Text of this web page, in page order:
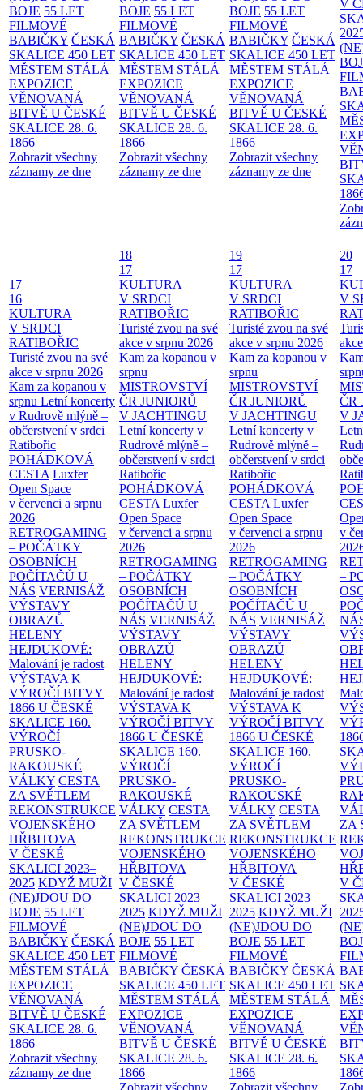
BOJE 55 LET
FILMOVÉ
BABIČKY ČESKÁ
SKALICE 450 LET
MĚSTEM STÁLÁ
EXPOZICE
VĚNOVANÁ
BITVĚ U ČESKÉ
SKALICE 28. 6.
1866
Zobrazit všechny
záznamy ze dne
BOJE 55 LET
FILMOVÉ
BABIČKY ČESKÁ
SKALICE 450 LET
MĚSTEM STÁLÁ
EXPOZICE
VĚNOVANÁ
BITVĚ U ČESKÉ
SKALICE 28. 6.
1866
Zobrazit všechny
záznamy ze dne
BOJE 55 LET
FILMOVÉ
BABIČKY ČESKÁ
SKALICE 450 LET
MĚSTEM STÁLÁ
EXPOZICE
VĚNOVANÁ
BITVĚ U ČESKÉ
SKALICE 28. 6.
1866
Zobrazit všechny
záznamy ze dne
V
17
16
KULTURA
V SRDCI
RATIBOŘIC
Turisté zvou na své
akce v srpnu 2026
Kam za kopanou v
srpnu Letní koncerty
v Rudrově mlýně –
občerstvení v srdci
Ratibořic
POHÁDKOVÁ
CESTA Luxfer
Open Space
v červenci a srpnu
2026
RETROGAMING
– POČÁTKY
OSOBNÍCH
POČÍTAČŮ U
NÁS VERNISÁŽ
VÝSTAVY
OBRAZŮ
HELENY
HEJDUKOVÉ:
Malování je radost
VÝSTAVA K
VÝROČÍ BITVY
1866 U ČESKÉ
SKALICE 160.
VÝROČÍ
PRUSKO-
RAKOUSKÉ
VÁLKY CESTA
ZA SVĚTLEM
REKONSTRUKCE
VOJENSKÉHO
HŘBITOVA
V ČESKÉ
SKALICI 2023–
2025 KDYŽ MUŽI
(NE)JDOU DO
BOJE 55 LET
FILMOVÉ
BABIČKY ČESKÁ
SKALICE 450 LET
MĚSTEM STÁLÁ
EXPOZICE
VĚNOVANÁ
BITVĚ U ČESKÉ
SKALICE 28. 6.
1866
Zobrazit všechny
záznamy ze dne
18
17
KULTURA
V SRDCI
RATIBOŘIC
Turisté zvou na své
akce v srpnu 2026
Kam za kopanou v
srpnu
MISTROVSTVÍ
ČR JUNIORŮ
V JACHTINGU
Letní koncerty v
Rudrově mlýně –
občerstvení v srdci
Ratibořic
POHÁDKOVÁ
CESTA Luxfer
Open Space
v červenci a srpnu
2026
RETROGAMING
– POČÁTKY
OSOBNÍCH
POČÍTAČŮ U
NÁS VERNISÁŽ
VÝSTAVY
OBRAZŮ
HELENY
HEJDUKOVÉ:
Malování je radost
VÝSTAVA K
VÝROČÍ BITVY
1866 U ČESKÉ
SKALICE 160.
VÝROČÍ
PRUSKO-
RAKOUSKÉ
VÁLKY CESTA
ZA SVĚTLEM
REKONSTRUKCE
VOJENSKÉHO
HŘBITOVA
V ČESKÉ
SKALICI 2023–
2025 KDYŽ MUŽI
(NE)JDOU DO
BOJE 55 LET
FILMOVÉ
BABIČKY ČESKÁ
SKALICE 450 LET
MĚSTEM STÁLÁ
EXPOZICE
VĚNOVANÁ
BITVĚ U ČESKÉ
SKALICE 28. 6.
1866
Zobrazit všechny
19
17
KULTURA
V SRDCI
RATIBOŘIC
Turisté zvou na své
akce v srpnu 2026
Kam za kopanou v
srpnu
MISTROVSTVÍ
ČR JUNIORŮ
V JACHTINGU
Letní koncerty v
Rudrově mlýně –
občerstvení v srdci
Ratibořic
POHÁDKOVÁ
CESTA Luxfer
Open Space
v červenci a srpnu
2026
RETROGAMING
– POČÁTKY
OSOBNÍCH
POČÍTAČŮ U
NÁS VERNISÁŽ
VÝSTAVY
OBRAZŮ
HELENY
HEJDUKOVÉ:
Malování je radost
VÝSTAVA K
VÝROČÍ BITVY
1866 U ČESKÉ
SKALICE 160.
VÝROČÍ
PRUSKO-
RAKOUSKÉ
VÁLKY CESTA
ZA SVĚTLEM
REKONSTRUKCE
VOJENSKÉHO
HŘBITOVA
V ČESKÉ
SKALICI 2023–
2025 KDYŽ MUŽI
(NE)JDOU DO
BOJE 55 LET
FILMOVÉ
BABIČKY ČESKÁ
SKALICE 450 LET
MĚSTEM STÁLÁ
EXPOZICE
VĚNOVANÁ
BITVĚ U ČESKÉ
SKALICE 28. 6.
1866
Zobrazit všechny
20
17
V
ČR
V
v
–
ZA
V